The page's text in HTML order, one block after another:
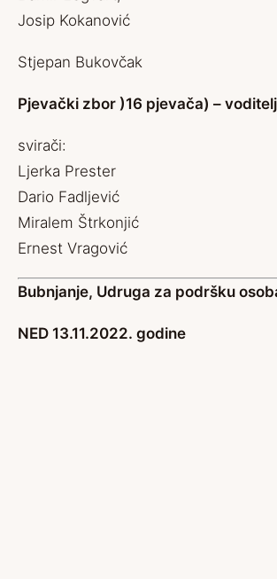
Josip Kokanović
Stjepan Bukovčak
Pjevački zbor )16 pjevača) –
svirači:
Ljerka Prester
Dario Fadljević
Miralem Štrkonjić
Ernest Vragović
Bubnjanje, Udruga za podršku
NED 13.11.2022. godine